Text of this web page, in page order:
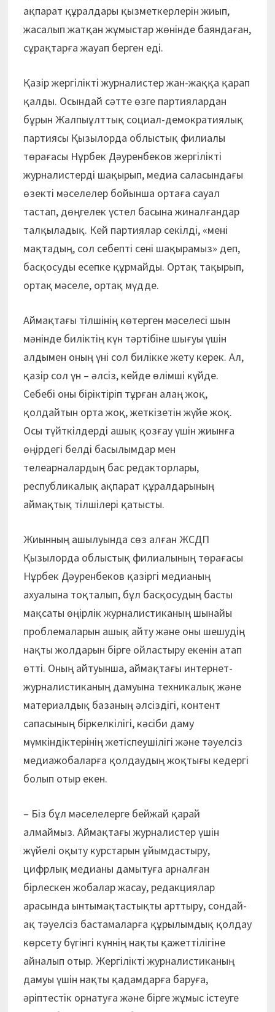
ақпарат құралдары қызметкерлерін жиып,
жасалып жатқан жұмыстар жөнінде баяндаған,
сұрақтарға жауап берген еді.
Қазір жергілікті журналистер жан-жаққа қарап
қалды. Осындай сәтте өзге партиялардан
бұрын Жалпыұлттық социал-демократиялық
партиясы Қызылорда облыстық филиалы
төрағасы Нұрбек Дәуренбеков жергілікті
журналистерді шақырып, медиа саласындағы
өзекті мәселелер бойынша ортаға сауал
тастап, дөңгелек үстел басына жиналғандар
талқыладық. Кей партиялар секілді, «мені
мақтадың, сол себепті сені шақырамыз» деп,
басқосуды есепке құрмайды. Ортақ тақырып,
ортақ мәселе, ортақ мүдде.
Аймақтағы тілшінің көтерген мәселесі шын
мәнінде биліктің күн тәртібіне шығуы үшін
алдымен оның үні сол билікке жету керек. Ал,
қазір сол үн – әлсіз, кейде өлімші күйде.
Себебі оны біріктіріп тұрған алаң жоқ,
қолдайтын орта жоқ, жеткізетін жүйе жоқ.
Осы түйткілдерді ашық қозғау үшін жиынға
өңірдегі белді басылымдар мен
телеарналардың бас редакторлары,
республикалық ақпарат құралдарының
аймақтық тілшілері қатысты.
Жиынның ашылуында сөз алған ЖСДП
Қызылорда облыстық филиалының төрағасы
Нұрбек Дәуренбеков қазіргі медианың
ахуалына тоқталып, бұл басқосудың басты
мақсаты өңірлік журналистиканың шынайы
проблемаларын ашық айту және оны шешудің
нақты жолдарын бірге ойластыру екенін атап
өтті. Оның айтуынша, аймақтағы интернет-
журналистиканың дамуына техникалық және
мате­риалдық базаның әлсіздігі, контент
сапасының біркелкілігі, кәсіби даму
мүмкіндіктерінің жетіс­­пеушілігі және тәуелсіз
медиа­жобаларға қолдаудың жоқтығы кедергі
болып отыр екен.
– Біз бұл мәселелерге бейжай қарай
алмаймыз. Аймақтағы журналистер үшін
жүйелі оқыту курстарын ұйымдастыру,
цифрлық медианы дамытуға арналған
бірлескен жобалар жасау, редакциялар
арасында ынтымақтастықты арттыру, сондай-
ақ тәуелсіз бастамаларға құрылымдық қолдау
көрсету бүгінгі күннің нақты қажеттілігіне
айналып отыр. Жергілікті журналистиканың
дамуы үшін нақты қадамдарға баруға,
әріптестік орнатуға және бірге жұмыс істеуге